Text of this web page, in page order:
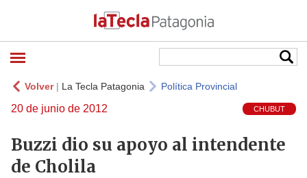
Volver| La Tecla Patagonia Política Provincial
20 de junio de 2012 CHUBUT
Buzzi dio su apoyo al intendente
de Cholila